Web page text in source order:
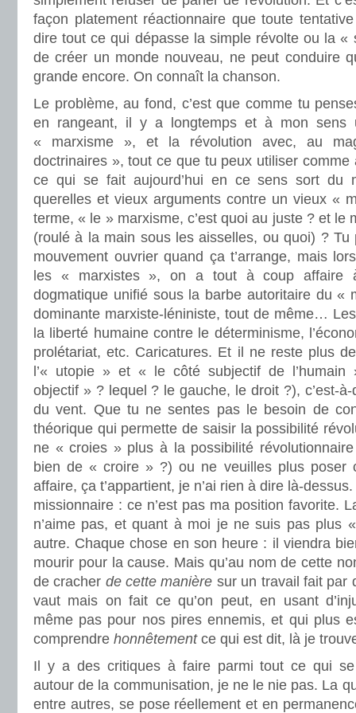
façon platement réactionnaire que toute
dire tout ce qui dépasse la simple révolte ou la «
de créer un monde nouveau, ne peut conduire
grande encore. On connaît la chanson.
Le problème, au fond, c’est que comme tu
en rangeant, il y a longtemps et à mon
« marxisme », et la révolution avec, au
doctrinaires », tout ce que tu peux utiliser comme
ce qui se fait aujourd’hui en ce sens sort du
querelles et vieux arguments contre un vieux «
terme, « le » marxisme, c’est quoi au juste ? et le
(roulé à la main sous les aisselles, ou quoi) ?
mouvement ouvrier quand ça t’arrange, mais
les « marxistes », on a tout à coup affaire
dogmatique unifié sous la barbe autoritaire du «
dominante marxiste-léniniste, tout de même…
la liberté humaine contre le déterminisme,
prolétariat, etc. Caricatures. Et il ne reste plus
l’« utopie » et « le côté subjectif de
objectif » ? lequel ? le gauche, le droit ?), c’est-
du vent. Que tu ne sentes pas le besoin de
théorique qui permette de saisir la possibilité
ne « croies » plus à la possibilité révolutionnaire
bien de « croire » ?) ou ne veuilles plus poser
affaire, ça t’appartient, je n’ai rien à dire là-
missionnaire : ce n’est pas ma position favorite.
n’aime pas, et quant à moi je ne suis pas plus
autre. Chaque chose en son heure : il viendra
mourir pour la cause. Mais qu’au nom de cette
de cracher de cette manière sur un travail fait par
vaut mais on fait ce qu’on peut, en usant
même pas pour nos pires ennemis, et qui plus
comprendre honnêtementce qui est dit, là je
Il y a des critiques à faire parmi tout ce qui se
autour de la communisation, je ne le nie pas. La
entre autres, se pose réellement et en